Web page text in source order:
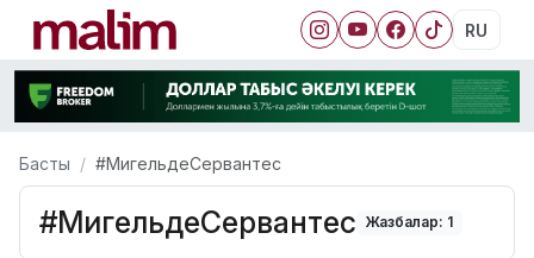
RU
Басты #МигельдеСервантес
#МигельдеСервантес Жазбалар: 1